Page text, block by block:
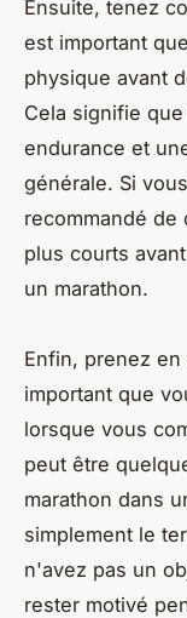
Ensuite, tenez
est important
physique avant
Cela signifie
endurance et
générale. Si
recommandé de
plus courts
un marathon.
Enfin, prenez
important que
lorsque vous
peut être
marathon dans
simplement le
n'avez pas un
rester motivé